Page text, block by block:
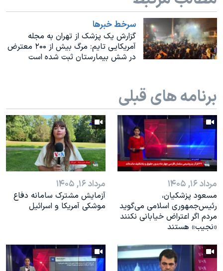
نرگس محمدی برنده جایزه نوبل صلح
همایش محافظه‌کاران آمریکا «سی‌پک»
صفحه‌های ویژه
سرخط خبرها
گزارش یک پزشک از تهران به مجله
آمریکایی تایم: مرگ بیش از ۲۰۰ معترض
در شش بیمارستان ثبت شده است
برنامه های قبلی
مرداد ۱۶, ۱۴۰۵
مسعود پزشکیان،
رئيس‌جمهوری اسلامی می‌گوید
مردم اگر اعتراض خیابانی نکنند
«نجیب» هستند
مرداد ۱۶, ۱۴۰۵
آزمایش مشترک سامانه دفاع
موشکی آمریکا و اسرائیل